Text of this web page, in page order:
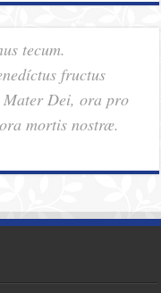
tecum.
fructus
Mater Dei, ora pro
mortis nostræ.